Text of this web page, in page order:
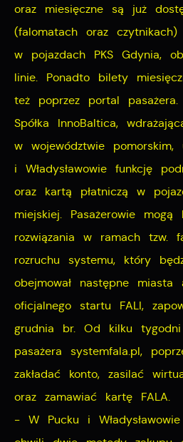
oraz miesięczne są już
(falomatach oraz
w pojazdach PKS Gdynia,
linie. Ponadto bilety
też poprzez portal pasażera.
Spółka InnoBaltica,
w województwie pomorskim,
i Władysławowie funkcję
oraz kartą płatniczą w
miejskiej. Pasażerowie
rozwiązania w ramach tzw.
rozruchu systemu, który
obejmował następne
oficjalnego startu FALI,
grudnia br. Od kilku
pasażera systemfala.pl,
zakładać konto, zasilać
oraz zamawiać kartę FALA.
- W Pucku i
firm będących naszymi
dostawców usług. Firmy te
pośredników prezentujących
wiadomości, ofert, komunikatów